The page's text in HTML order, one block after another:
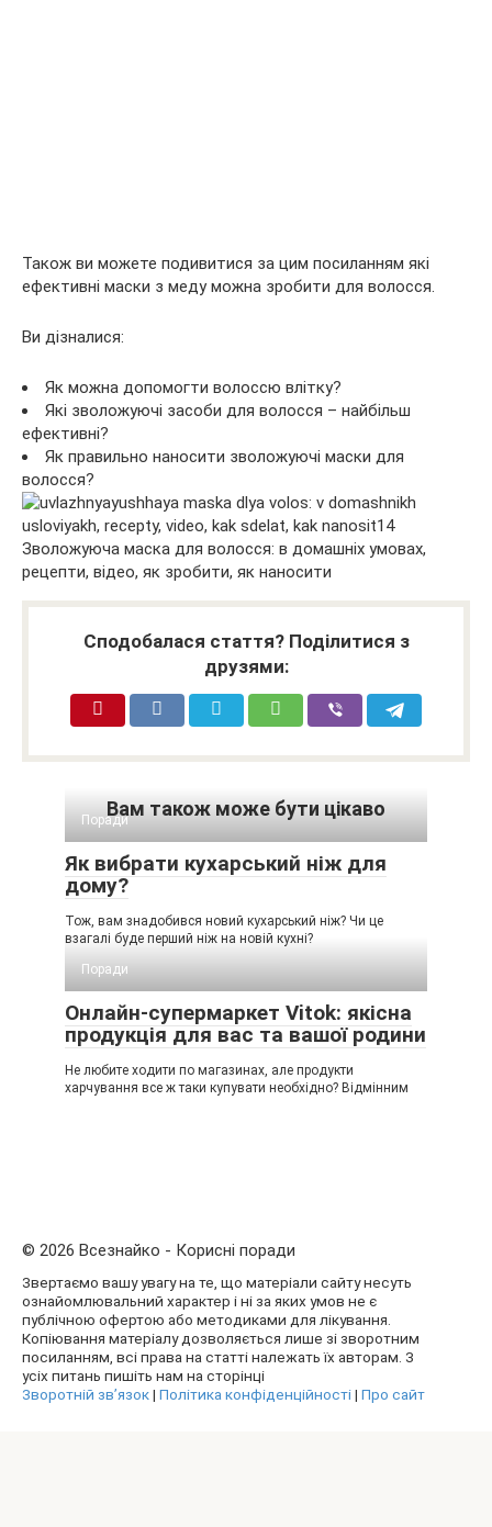
Також ви можете подивитися за цим посиланням які
ефективні маски з меду можна зробити для волосся.
Ви дізналися:
Як можна допомогти волоссю влітку?
Які зволожуючі засоби для волосся – найбільш
ефективні?
Як правильно наносити зволожуючі маски для
волосся?
Сподобалася стаття? Поділитися з
друзями:
Вам також може бути цікаво
Поради
Як вибрати кухарський ніж для
дому?
Тож, вам знадобився новий кухарський ніж? Чи це
взагалі буде перший ніж на новій кухні?
Поради
Онлайн-супермаркет Vitok: якісна
продукція для вас та вашої родини
Не любите ходити по магазинах, але продукти
харчування все ж таки купувати необхідно? Відмінним
© 2026 Всезнайко - Корисні поради
Звертаємо вашу увагу на те, що матеріали сайту несуть
ознайомлювальний характер і ні за яких умов не є
публічною офертою або методиками для лікування.
Копіювання матеріалу дозволяється лише зі зворотним
посиланням, всі права на статті належать їх авторам. З
усіх питань пишіть нам на сторінці
Зворотній зв’язок| Політика конфіденційності| Про сайт